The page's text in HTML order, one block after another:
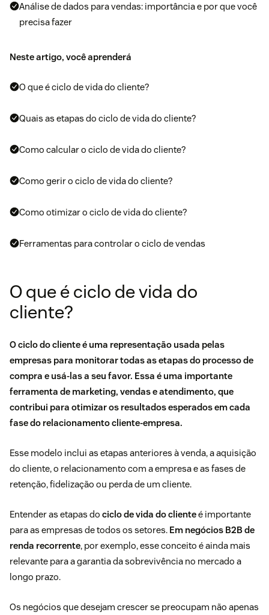
Análise de dados para vendas: importância e por que você
precisa fazer
Neste artigo, você aprenderá
O que é ciclo de vida do cliente?
Quais as etapas do ciclo de vida do cliente?
Como calcular o ciclo de vida do cliente?
Como gerir o ciclo de vida do cliente?
Como otimizar o ciclo de vida do cliente?
Ferramentas para controlar o ciclo de vendas
O que é ciclo de vida do
cliente?
O ciclo do cliente é uma representação usada pelas
empresas para monitorar todas as etapas do processo de
compra e usá-las a seu favor. Essa é uma importante
ferramenta de marketing, vendas e atendimento, que
contribui para otimizar os resultados esperados em cada
fase do relacionamento cliente-empresa.
Esse modelo inclui as etapas anteriores à venda, a aquisição
do cliente, o relacionamento com a empresa e as fases de
retenção, fidelização ou perda de um cliente.
Entender as etapas do ciclo de vida do clienteé importante
para as empresas de todos os setores. Em negócios B2B de
renda recorrente, por exemplo, esse conceito é ainda mais
relevante para a garantia da sobrevivência no mercado a
longo prazo.
Os negócios que desejam crescer se preocupam não apenas